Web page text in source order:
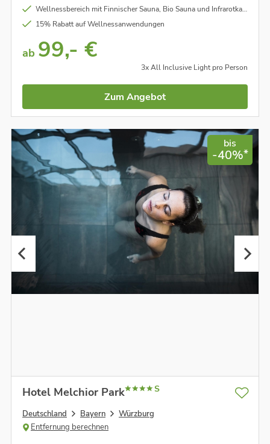
Wellnessbereich mit Finnischer Sauna, Bio Sauna und Infrarotkabine
15% Rabatt auf Wellnessanwendungen
ab 99,- €
3x All Inclusive Light pro Person
Zum Angebot
bis
-40%*
Hotel Melchior Park S
Deutschland Bayern
Würzburg
Entfernung berechnen